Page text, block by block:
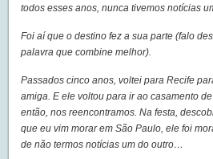
todos esses anos, nunca tivemos notícias
Foi aí que o destino fez a sua parte (falo
palavra que combine melhor).
Passados cinco anos, voltei para Recife
amiga. E ele voltou para ir ao casamento
então, nos reencontramos. Na festa,
que eu vim morar em São Paulo, ele foi
de não termos notícias um do outro…